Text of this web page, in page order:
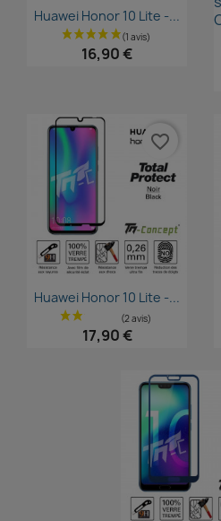
Aperçu rapide
Huawei Honor 10 Lite -...
16,90 €
Aperçu rapide
Huawei Honor 10 Lite -...
17,90 €
favorite_border